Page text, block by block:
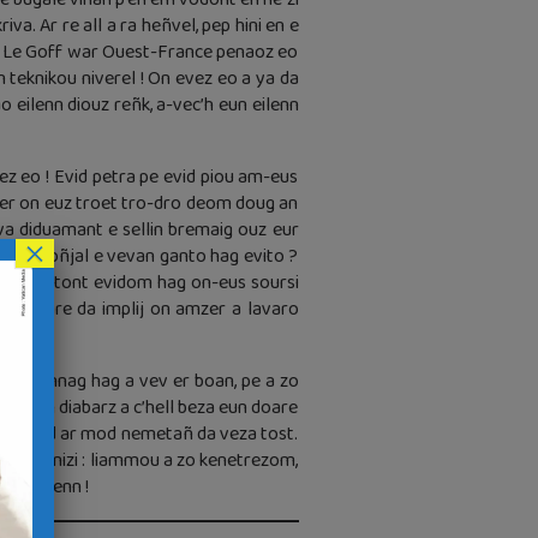
Ar re all a ra heñvel, pep hini en e
Goff war Ouest-France penaoz eo
niverel ! On evez eo a ya da
diouz reñk, a-vec’h eun eilenn
eo ! Evid petra pe evid piou am-eus
on euz troet tro-dro deom doug an
diduamant e sellin bremaig ouz eur
din soñjal e vevan ganto hag evito ?
e kontont evidom hag on-eus soursi
doare da implij on amzer a lavaro
bennag hag a vev er boan, pe a zo
on diabarz a c’hell beza eun doare
lod ar mod nemetañ da veza tost.
ket inizi : liammou a zo kenetrezom,
eilenn !
×